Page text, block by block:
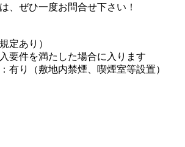
、ぜひ一度お問合せ下さい！
定あり）
要件を満たした場合に入ります
有り（敷地内禁煙、喫煙室等設置）